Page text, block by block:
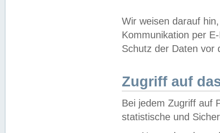
Wir weisen darauf
Kommunikation per
Schutz der Daten vor
Zugriff auf
Bei jedem Zugriff auf
statistische und